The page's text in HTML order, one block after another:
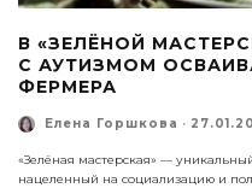
В «ЗЕЛЁНОЙ
С АУТИЗМОМ
ФЕРМЕРА
Елена Горшкова ·
«Зелёная мастерская» —
нацеленный на социализацию и